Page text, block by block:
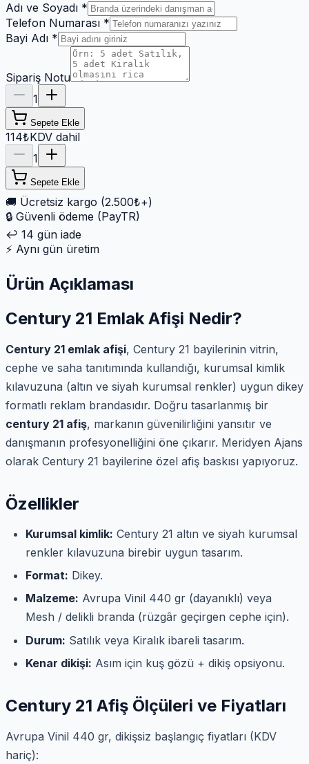
Adı ve Soyadı *
Telefon Numarası *
Bayi Adı *
Sipariş Notu
1
Sepete Ekle
114₺KDV dahil
1
Sepete Ekle
🚚 Ücretsiz kargo (2.500₺+)
🔒 Güvenli ödeme (PayTR)
↩️ 14 gün iade
⚡ Aynı gün üretim
Ürün Açıklaması
Century 21 Emlak Afişi Nedir?
Century 21 emlak afişi, Century 21 bayilerinin vitrin,
cephe ve saha tanıtımında kullandığı, kurumsal kimlik
kılavuzuna (altın ve siyah kurumsal renkler) uygun dikey
formatlı reklam brandasıdır. Doğru tasarlanmış bir
century 21 afiş, markanın güvenilirliğini yansıtır ve
danışmanın profesyonelliğini öne çıkarır. Meridyen Ajans
olarak Century 21 bayilerine özel afiş baskısı yapıyoruz.
Özellikler
Kurumsal kimlik: Century 21 altın ve siyah kurumsal
renkler kılavuzuna birebir uygun tasarım.
Format: Dikey.
Malzeme: Avrupa Vinil 440 gr (dayanıklı) veya
Mesh / delikli branda (rüzgâr geçirgen cephe için).
Durum: Satılık veya Kiralık ibareli tasarım.
Kenar dikişi: Asım için kuş gözü + dikiş opsiyonu.
Century 21 Afiş Ölçüleri ve Fiyatları
Avrupa Vinil 440 gr, dikişsiz başlangıç fiyatları (KDV
hariç):